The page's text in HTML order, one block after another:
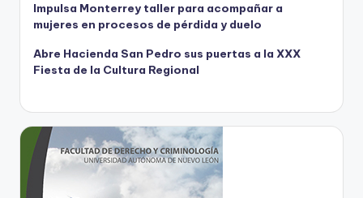
Impulsa Monterrey taller para acompañar a
mujeres en procesos de pérdida y duelo
Abre Hacienda San Pedro sus puertas a la XXX
Fiesta de la Cultura Regional